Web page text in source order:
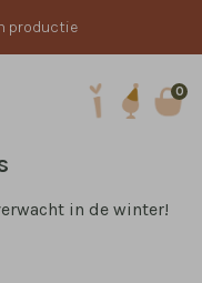
productie
0
in de winter!